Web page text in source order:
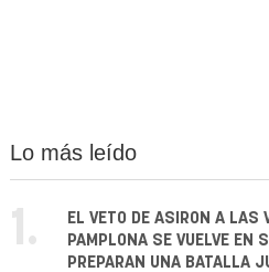
Lo más leído
1.
EL VETO DE ASIRON A LAS
PAMPLONA SE VUELVE EN
PREPARAN UNA BATALLA